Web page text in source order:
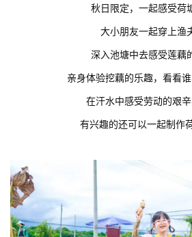
秋日限定，一起感受荷
大小朋友一起穿上渔
深入池塘中去感受莲藕
亲身体验挖藕的乐趣，看看
在汗水中感受劳动的艰
有兴趣的还可以一起制作